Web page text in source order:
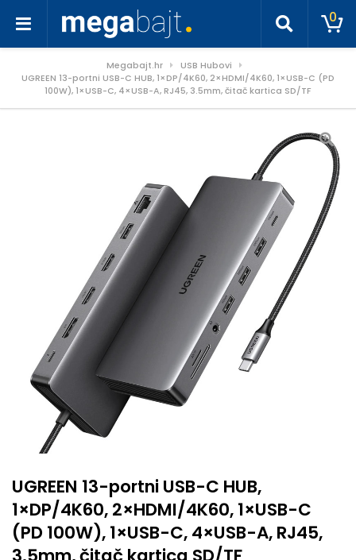
0
Megabajt.hr
USB Hubovi
UGREEN 13-portni USB-C HUB, 1×DP/4K60, 2×HDMI/4K60, 1×USB-C (PD
100W), 1×USB-C, 4×USB-A, RJ45, 3.5mm, čitač kartica SD/TF
UGREEN 13-portni USB-C HUB,
1×DP/4K60, 2×HDMI/4K60, 1×USB-C
(PD 100W), 1×USB-C, 4×USB-A, RJ45,